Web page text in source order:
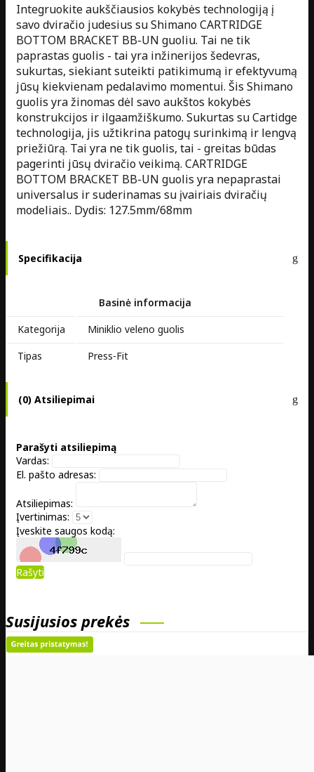
Integruokite aukščiausios kokybės technologiją į
savo dviračio judesius su Shimano CARTRIDGE
BOTTOM BRACKET BB-UN guoliu. Tai ne tik
paprastas guolis - tai yra inžinerijos šedevras,
sukurtas, siekiant suteikti patikimumą ir efektyvumą
jūsų kiekvienam pedalavimo momentui. Šis Shimano
guolis yra žinomas dėl savo aukštos kokybės
konstrukcijos ir ilgaamžiškumo. Sukurtas su Cartidge
technologija, jis užtikrina patogų surinkimą ir lengvą
priežiūrą. Tai yra ne tik guolis, tai - greitas būdas
pagerinti jūsų dviračio veikimą. CARTRIDGE
BOTTOM BRACKET BB-UN guolis yra nepaprastai
universalus ir suderinamas su įvairiais dviračių
modeliais.. Dydis: 127.5mm/68mm
Specifikacija
Basinė informacija
Kategorija
Miniklio veleno guolis
Tipas
Press-Fit
(0) Atsiliepimai
Parašyti atsiliepimą
Vardas:
El. pašto adresas:
Atsiliepimas:
Įvertinimas:
Įveskite saugos kodą:
Rašyti
Susijusios prekės